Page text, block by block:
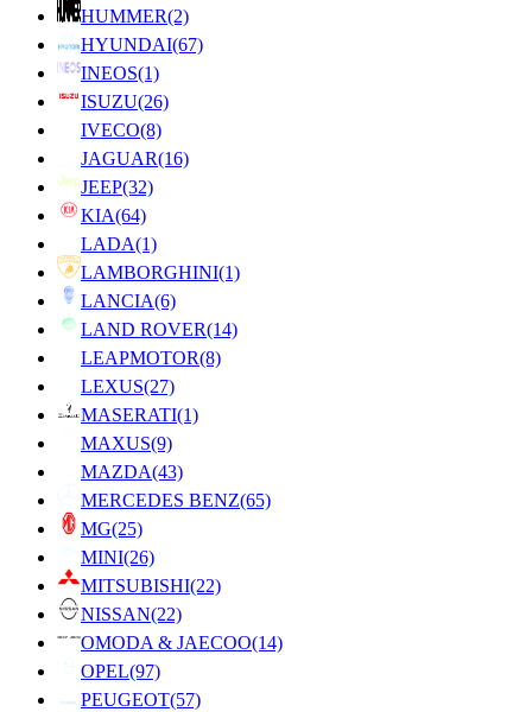
HUMMER(2)
HYUNDAI(67)
INEOS(1)
ISUZU(26)
IVECO(8)
JAGUAR(16)
JEEP(32)
KIA(64)
LADA(1)
LAMBORGHINI(1)
LANCIA(6)
LAND ROVER(14)
LEAPMOTOR(8)
LEXUS(27)
MASERATI(1)
MAXUS(9)
MAZDA(43)
MERCEDES BENZ(65)
MG(25)
MINI(26)
MITSUBISHI(22)
NISSAN(22)
OMODA & JAECOO(14)
OPEL(97)
PEUGEOT(57)